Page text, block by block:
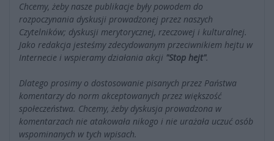
Chcemy, żeby nasze publikacje były powodem do
rozpoczynania dyskusji prowadzonej przez naszych
Czytelników; dyskusji merytorycznej, rzeczowej i kulturalnej.
Jako redakcja jesteśmy zdecydowanym przeciwnikiem hejtu w
Internecie i wspieramy działania akcji "Stop hejt".
Dlatego prosimy o dostosowanie pisanych przez Państwa
komentarzy do norm akceptowanych przez większość
społeczeństwa. Chcemy, żeby dyskusja prowadzona w
komentarzach nie atakowała nikogo i nie urażała uczuć osób
wspominanych w tych wpisach.